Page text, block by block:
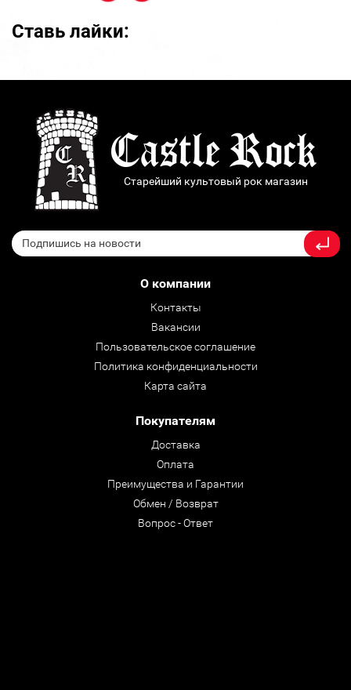
Ставь лайки:
Старейший культовый рок магазин
О компании
Контакты
Вакансии
Пользовательское соглашение
Политика конфиденциальности
Карта сайта
Покупателям
Доставка
Оплата
Преимущества и Гарантии
Обмен / Возврат
Вопрос - Ответ